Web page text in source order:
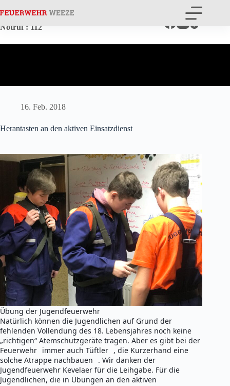
Inhalt
Notruf : 112
16. Feb. 2018
Herantasten an den aktiven Einsatzdienst
Übung der Jugendfeuerwehr
Natürlich können die Jugendlichen auf Grund der
fehlenden Vollendung des 18. Lebensjahres noch keine
„richtigen“ Atemschutzgeräte tragen. Aber es gibt bei der
Feuerwehr immer auch Tüftler , die Kurzerhand eine
solche Atrappe nachbauen
. Wir danken der
Jugendfeuerwehr Kevelaer für die Leihgabe. Für die
Jugendlichen, die in Übungen an den aktiven